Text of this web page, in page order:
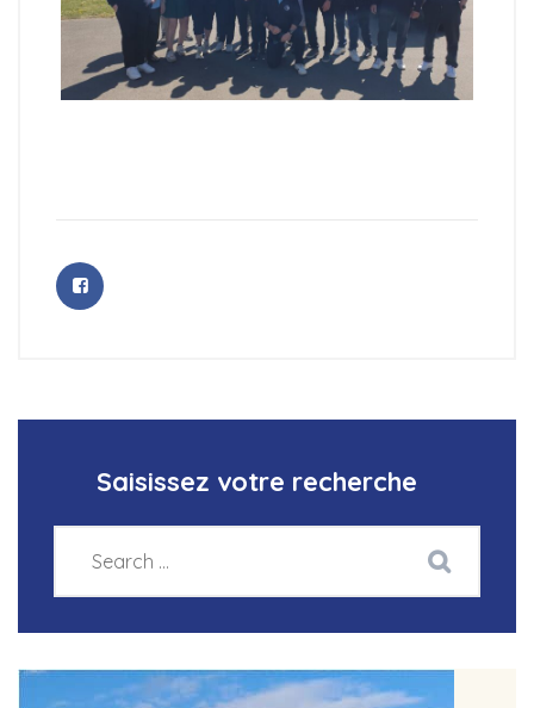
Saisissez votre recherche